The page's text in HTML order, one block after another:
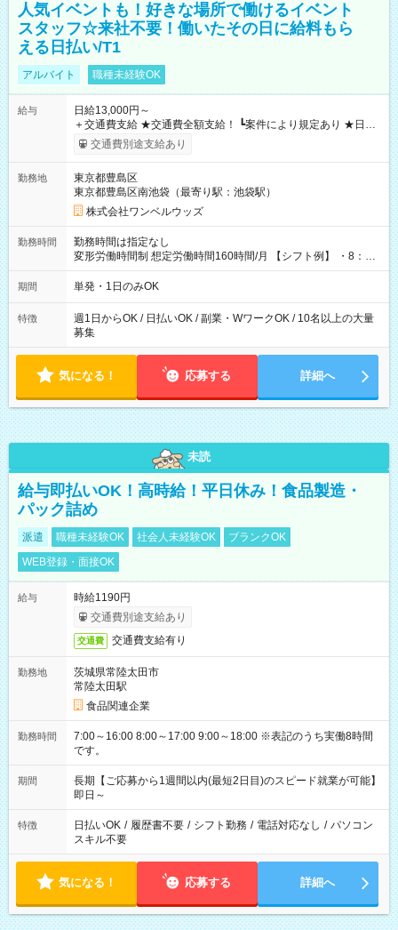
人気イベントも！好きな場所で働けるイベント
スタッフ☆来社不要！働いたその日に給料もら
える日払い/T1
アルバイト 職種未経験OK
給与
日給13,000円～
＋交通費支給 ★交通費全額支給！ ┗案件により規定あり ★日払
いOK！（規定あり） ┗働いたその日に現金GET♪ お仕事後はコ
ンビニATMから 日払い分を引き落とせます！ 【試用期間】試
交通費別途支給あり
勤務地
東京都豊島区
東京都豊島区南池袋（最寄り駅：池袋駅）
株式会社ワンベルウッズ
勤務時間
勤務時間は指定なし
変形労働時間制 想定労働時間160時間/月 【シフト例】 ・8：00
～21：00
期間 単発・1日のみOK
特徴
週1日からOK / 日払いOK / 副業・WワークOK / 10名以上の大量
募集
気になる！ 応募する 詳細へ
未読
給与即払いOK！高時給！平日休み！食品製造・
パック詰め
派遣 職種未経験OK 社会人未経験OK
ブランクOK
WEB登録・面接OK
給与
時給1190円
交通費別途支給あり
交通費 交通費支給有り
勤務地
茨城県常陸太田市
常陸太田駅
食品関連企業
勤務時間
7:00～16:00 8:00～17:00 9:00～18:00 ※表記のうち実働8時間
です。
期間
長期【ご応募から1週間以内(最短2日目)のスピード就業が可能】
即日～
特徴 日払いOK / 履歴書不要 / シフト勤務 / 電話対応なし / パソコン
スキル不要
気になる！ 応募する 詳細へ